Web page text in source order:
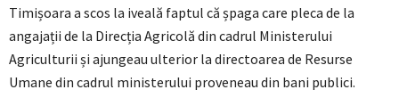
Timișoara a scos la iveală faptul că șpaga care pleca de la
angajații de la Direcția Agricolă din cadrul Ministerului
Agriculturii și ajungeau ulterior la directoarea de Resurse
Umane din cadrul ministerului proveneau din bani publici.